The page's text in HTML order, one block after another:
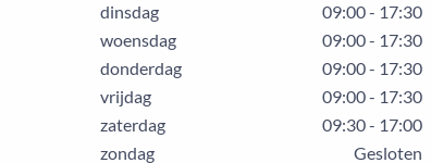
dinsdag
09:00 - 17:30
woensdag
09:00 - 17:30
donderdag
09:00 - 17:30
vrijdag
09:00 - 17:30
zaterdag
09:30 - 17:00
zondag
Gesloten